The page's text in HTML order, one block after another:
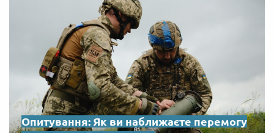
Опитування: Як ви наближаєте перемогу